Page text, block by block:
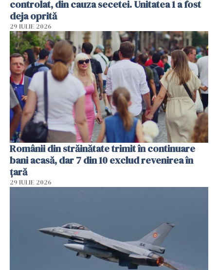
controlat, din cauza secetei. Unitatea 1 a fost
deja oprită
29 IULIE 2026
Românii din străinătate trimit în continuare
bani acasă, dar 7 din 10 exclud revenirea în
țară
29 IULIE 2026